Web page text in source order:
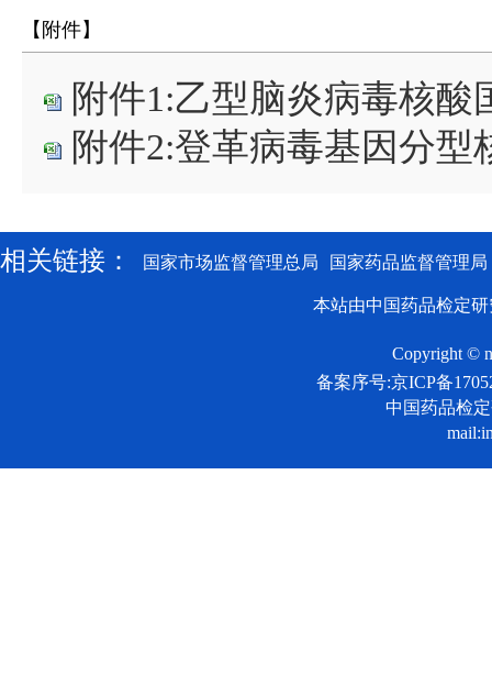
【附件】
附件1:乙型脑炎病毒核
附件2:登革病毒基因分
相关链接： 国家市场监督管理总局 国家药品监督管理局
本站由中国药品检定
Copyright ©
备案序号:京ICP备
中国药品检